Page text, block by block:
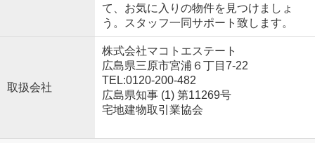
て、お気に入りの物件を見つけましょ
う。スタッフ一同サポート致します。
取扱会社
株式会社マコトエステート
広島県三原市宮浦６丁目7-22
TEL:0120-200-482
広島県知事 (1) 第11269号
宅地建物取引業協会